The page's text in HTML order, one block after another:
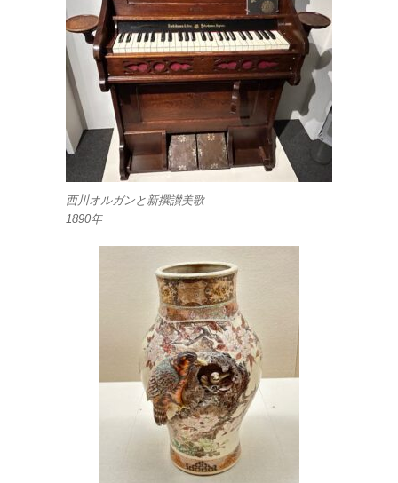
西川オルガンと新撰讃美歌
1890年